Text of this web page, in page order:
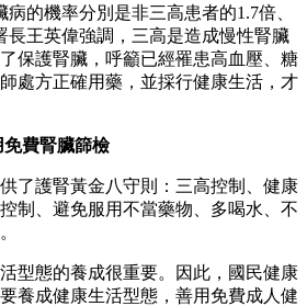
的機率分別是非三高患者的1.7倍、
長王英偉強調，三高是造成慢性腎臟
保護腎臟，呼籲已經罹患高血壓、糖
處方正確用藥，並採行健康生活，才
費腎臟篩檢
了護腎黃金八守則：三高控制、健康
制、避免服用不當藥物、多喝水、不
型態的養成很重要。因此，國民健康
養成健康生活型態，善用免費成人健